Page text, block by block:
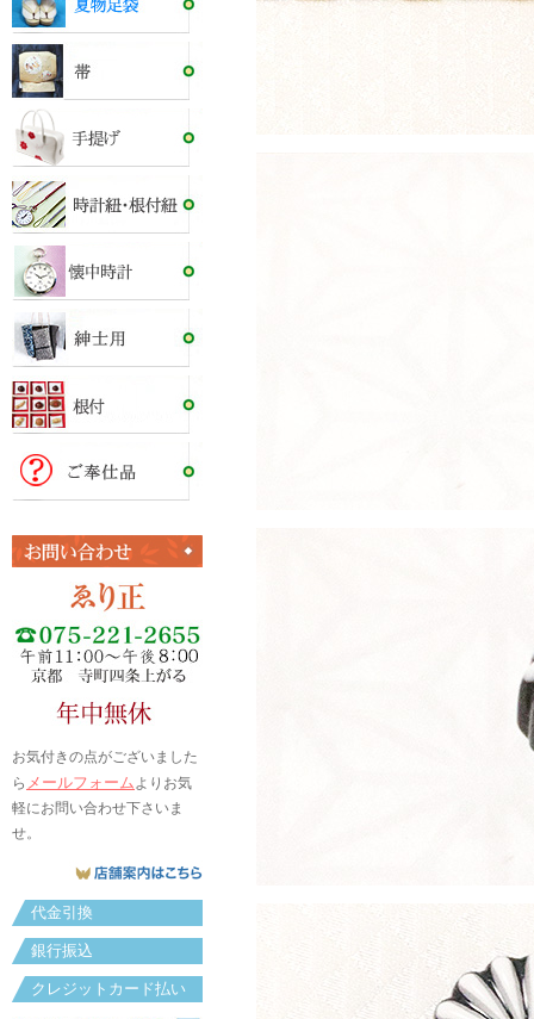
お気付きの点がございました
ら メールフォームよりお気
軽にお問い合わせ下さいま
せ。
代金引換
銀行振込
クレジットカード払い